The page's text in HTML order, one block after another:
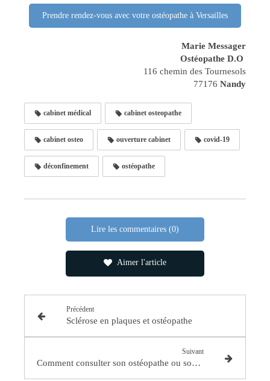
Prendre rendez-vous avec votre ostéopathe à Versailles
Marie Messager
Ostéopathe D.O
116 chemin des Tournesols
77176 Nandy
cabinet médical cabinet osteopathe
cabinet osteo ouverture cabinet covid-19
déconfinement ostéopathe
Lire les commentaires (0)
Aimer l'article
Précédent
Sclérose en plaques et ostéopathe
Suivant
Comment consulter son ostéopathe ou son professionnel de santé avec le couvre-feu ?